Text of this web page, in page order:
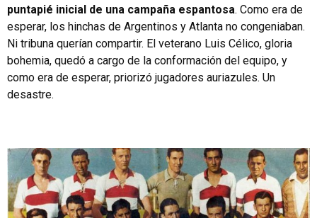
puntapié inicial de una campaña espantosa. Como era de
esperar, los hinchas de Argentinos y Atlanta no congeniaban.
Ni tribuna querían compartir. El veterano Luis Célico, gloria
bohemia, quedó a cargo de la conformación del equipo, y
como era de esperar, priorizó jugadores auriazules. Un
desastre.